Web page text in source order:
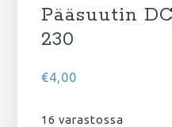
Pääsuutin
230
€4,00
16 varastossa